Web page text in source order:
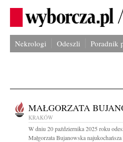
Nekrologi Odeszli Poradnik
MAŁGORZATA
KRAKÓW
W dniu 20 października 2025 roku
Małgorzata Bujanowska najukochańsza